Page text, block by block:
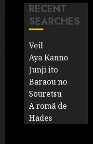
RECENT
SEARCHES
Veil
Aya Kanno
Junji ito
Baraou no
Souretsu
A romã de
Hades